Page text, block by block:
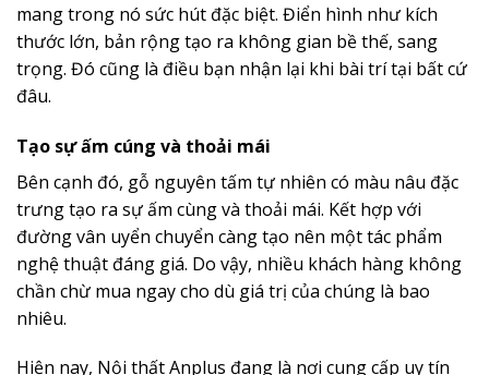
mang trong nó sức hút đặc biệt. Điển hình như kích
thước lớn, bản rộng tạo ra không gian bề thế, sang
trọng. Đó cũng là điều bạn nhận lại khi bài trí tại bất cứ
đâu.
Tạo sự ấm cúng và thoải mái
Bên cạnh đó, gỗ nguyên tấm tự nhiên có màu nâu đặc
trưng tạo ra sự ấm cùng và thoải mái. Kết hợp với
đường vân uyển chuyển càng tạo nên một tác phẩm
nghệ thuật đáng giá. Do vậy, nhiều khách hàng không
chần chừ mua ngay cho dù giá trị của chúng là bao
nhiêu.
Hiện nay, Nội thất Anplus đang là nơi cung cấp uy tín